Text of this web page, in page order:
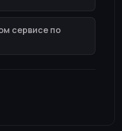
сервисе по